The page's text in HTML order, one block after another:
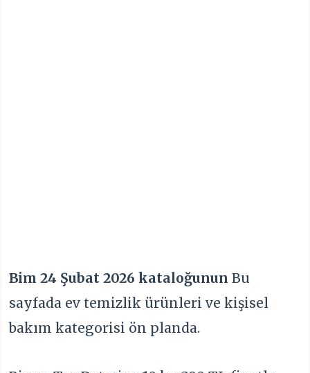
Bim 24 Şubat 2026 kataloğununBu
sayfada ev temizlik ürünleri ve kişisel
bakım kategorisi ön planda.